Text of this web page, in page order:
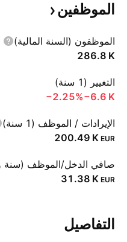
الموظفين
الموظفون (السنة المالية)
‪286.8 K‬
التغيير (1 سنة)
‪−6.6 K‬
‪−2.25%‬
الإيرادات / الموظف (1 سنة)
‪200.49 K‬ EUR
صافي الدخل/الموظف (سنة
‪31.38 K‬ EUR
التفاصيل